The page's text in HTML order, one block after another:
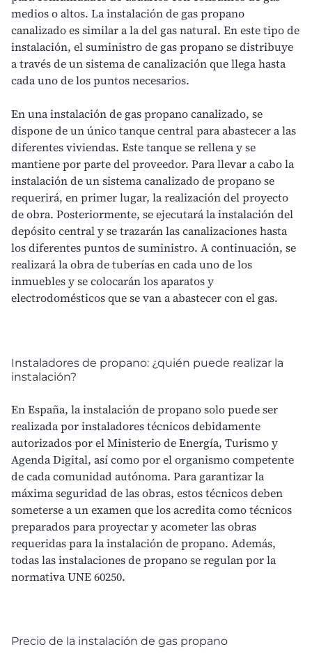
medios o altos. La instalación de gas propano
canalizado es similar a la del gas natural. En este tipo de
instalación, el suministro de gas propano se distribuye
a través de un sistema de canalización que llega hasta
cada uno de los puntos necesarios.
En una instalación de gas propano canalizado, se
dispone de un único tanque central para abastecer a las
diferentes viviendas. Este tanque se rellena y se
mantiene por parte del proveedor. Para llevar a cabo la
instalación de un sistema canalizado de propano se
requerirá, en primer lugar, la realización del proyecto
de obra. Posteriormente, se ejecutará la instalación del
depósito central y se trazarán las canalizaciones hasta
los diferentes puntos de suministro. A continuación, se
realizará la obra de tuberías en cada uno de los
inmuebles y se colocarán los aparatos y
electrodomésticos que se van a abastecer con el gas.
Instaladores de propano: ¿quién puede realizar la
instalación?
En España, la instalación de propano solo puede ser
realizada por instaladores técnicos debidamente
autorizados por el Ministerio de Energía, Turismo y
Agenda Digital, así como por el organismo competente
de cada comunidad autónoma. Paragarantizar la
máxima seguridad de las obras, estos técnicos deben
someterse a un examen que los acredita como técnicos
preparados para proyectar y acometer las obras
requeridas para la instalación de propano. Además,
todas las instalaciones de propano se regulan por la
normativa UNE 60250.
Precio de la instalación de gas propano